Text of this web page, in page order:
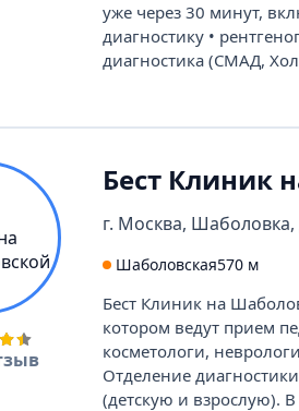
уже через 30 минут,
диагностику •
диагностика (СМАД,
Бест Клиник
г. Москва, Шаболовка,
Шаболовская570 м
Бест Клиник на
котором ведут прием
косметологи,
Отделение
(детскую и взрослую).